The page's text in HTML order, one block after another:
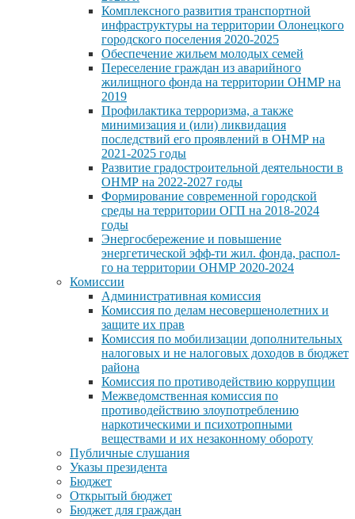
Комплексного развития транспортной
инфраструктуры на территории Олонецкого
городского поселения 2020-2025
Обеспечение жильем молодых семей
Переселение граждан из аварийного
жилищного фонда на территории ОНМР на
2019
Профилактика терроризма, а также
минимизация и (или) ликвидация
последствий его проявлений в ОНМР на
2021-2025 годы
Развитие градостроительной деятельности в
ОНМР на 2022-2027 годы
Формирование современной городской
среды на территории ОГП на 2018-2024
годы
Энергосбережение и повышение
энергетической эфф-ти жил. фонда, распол-
го на территории ОНМР 2020-2024
Комиссии
Административная комиссия
Комиссия по делам несовершенолетних и
защите их прав
Комиссия по мобилизации дополнительных
налоговых и не налоговых доходов в бюджет
района
Комиссия по противодействию коррупции
Межведомственная комиссия по
противодействию злоупотреблению
наркотическими и психотропными
веществами и их незаконному обороту
Публичные слушания
Указы президента
Бюджет
Открытый бюджет
Бюджет для граждан